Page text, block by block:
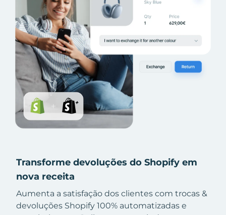
Transforme devoluções do Shopify em
nova receita
Aumenta a satisfação dos clientes com trocas &
devoluções Shopify 100% automatizadas e